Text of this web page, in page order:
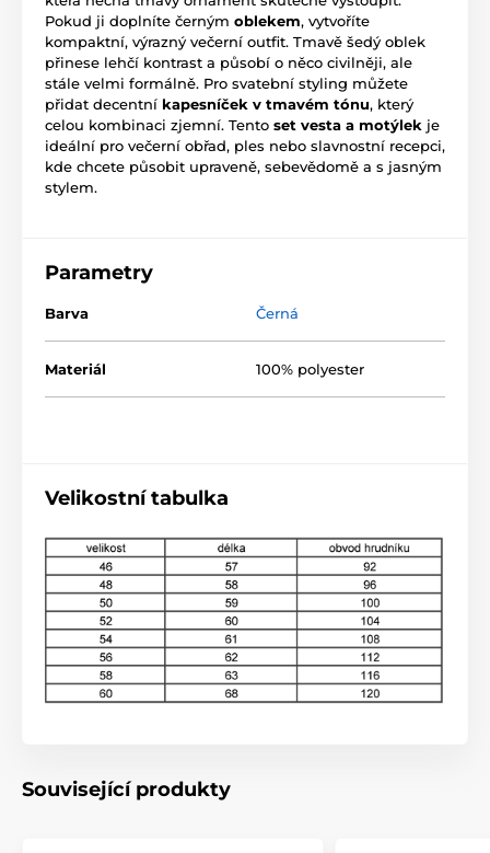
Pokud ji doplníte černým oblekem, vytvoříte
kompaktní, výrazný večerní outfit. Tmavě šedý oblek
přinese lehčí kontrast a působí o něco civilněji, ale
stále velmi formálně. Pro svatební styling můžete
přidat decentní kapesníček v tmavém tónu, který
celou kombinaci zjemní. Tento set vesta a motýlek je
ideální pro večerní obřad, ples nebo slavnostní recepci,
kde chcete působit upraveně, sebevědomě a s jasným
stylem.
Parametry
Barva Černá
Materiál 100% polyester
Velikostní tabulka
Související produkty